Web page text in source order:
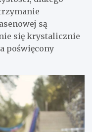
są
się krystalicznie
poświęcony